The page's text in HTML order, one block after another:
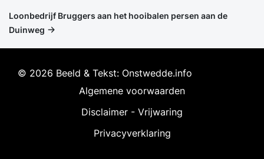
Loonbedrijf Bruggers aan het hooibalen persen aan de
Duinweg
© 2026 Beeld & Tekst: Onstwedde.info
Algemene voorwaarden
Disclaimer - Vrijwaring
Privacyverklaring